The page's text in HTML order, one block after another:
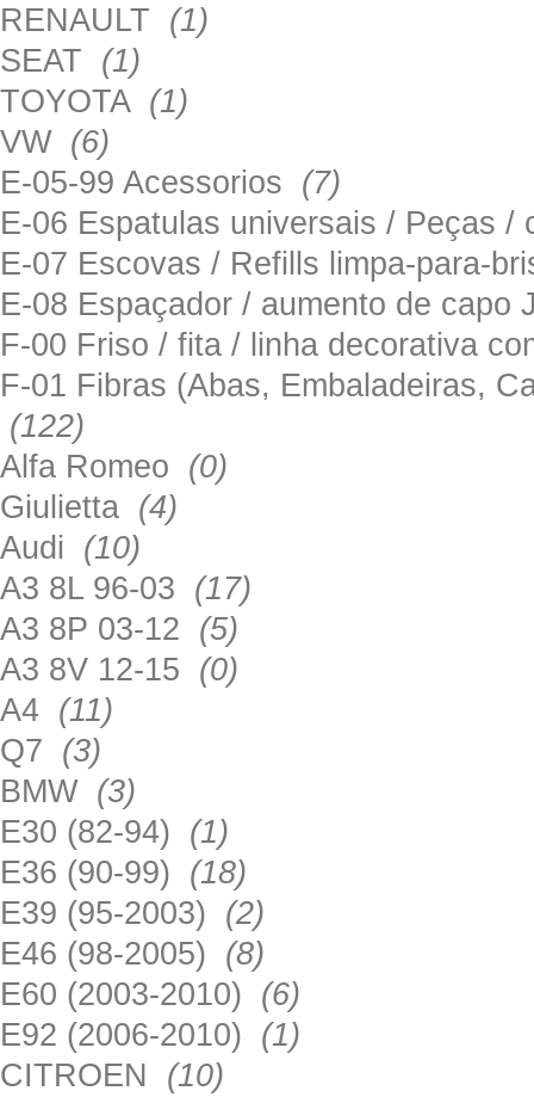
RENAULT (1)
SEAT (1)
TOYOTA (1)
VW (6)
E-05-99 Acessorios (7)
E-06 Espatulas universais / Peças
E-07 Escovas / Refills limpa-para-
E-08 Espaçador / aumento de
F-00 Friso / fita / linha decorativa
F-01 Fibras (Abas, Embaladeiras,
(122)
Alfa Romeo (0)
Giulietta (4)
Audi (10)
A3 8L 96-03 (17)
A3 8P 03-12 (5)
A3 8V 12-15 (0)
A4 (11)
Q7 (3)
BMW (3)
E30 (82-94) (1)
E36 (90-99) (18)
E39 (95-2003) (2)
E46 (98-2005) (8)
E60 (2003-2010) (6)
E92 (2006-2010) (1)
CITROEN (10)